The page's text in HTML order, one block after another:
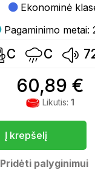
Ekonominė
Pagaminimo metai:
C C
60,89 €
Likutis: 1
Į krepšelį
Pridėti palyginimui